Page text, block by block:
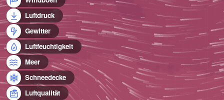
Luftdruck
Gewitter
Luftfeuchtigkeit
Meer
Schneedecke
Luftqualität